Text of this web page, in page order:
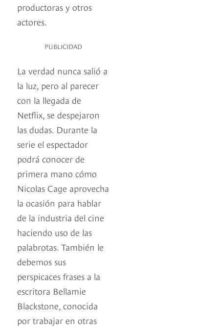
productoras y otros
actores.
PUBLICIDAD
La verdad nunca salió a
la luz, pero al parecer
con la llegada de
Netflix, se despejaron
las dudas. Durante la
serie el espectador
podrá conocer de
primera mano cómo
Nicolas Cage aprovecha
la ocasión para hablar
de la industria del cine
haciendo uso de las
palabrotas. También le
debemos sus
perspicaces frases a la
escritora Bellamie
Blackstone, conocida
por trabajar en otras